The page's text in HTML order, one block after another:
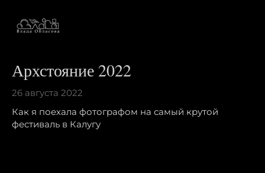
Архстояние 2022
26 августа 2022
Как я поехала фотографом на самый крутой
фестиваль в Калугу